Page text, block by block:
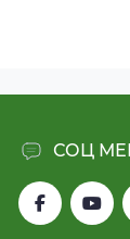
СОЦ